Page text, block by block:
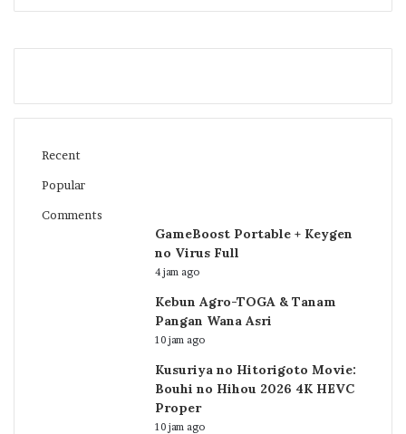
Recent
Popular
Comments
GameBoost Portable + Keygen
no Virus Full
4 jam ago
Kebun Agro-TOGA & Tanam
Pangan Wana Asri
10 jam ago
Kusuriya no Hitorigoto Movie:
Bouhi no Hihou 2026 4K HEVC
Proper
10 jam ago